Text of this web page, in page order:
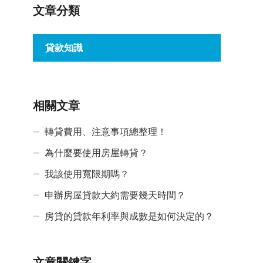
文章分類
貸款知識
相關文章
轉貸費用、注意事項總整理！
為什麼要使用房屋轉貸？
我該使用寬限期嗎？
申辦房屋貸款大約需要幾天時間？
房貸的貸款年利率與成數是如何決定的？